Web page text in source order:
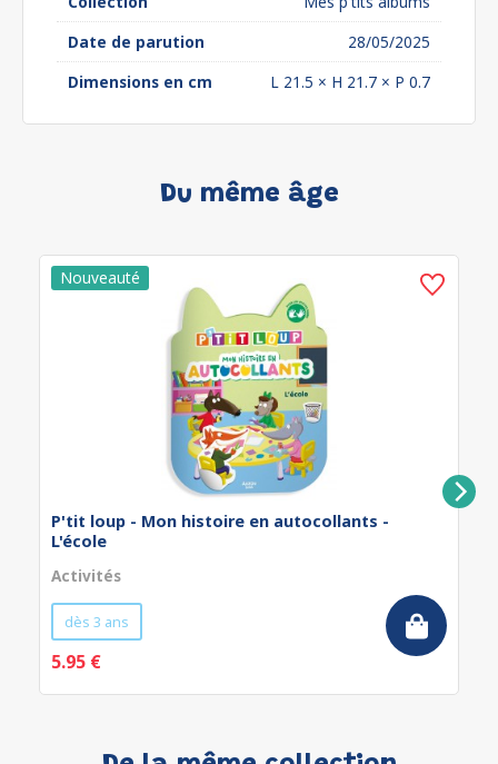
Date de parution
28/05/2025
Dimensions en cm
L 21.5 × H 21.7 × P 0.7
Du même âge
P'tit loup - Mon histoire en autocollants -
L'école
Activités
dès 3 ans
5.95 €